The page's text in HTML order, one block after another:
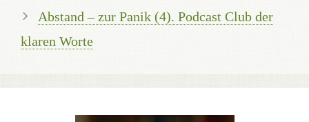
Abstand – zur Panik (4). Podcast Club der
klaren Worte